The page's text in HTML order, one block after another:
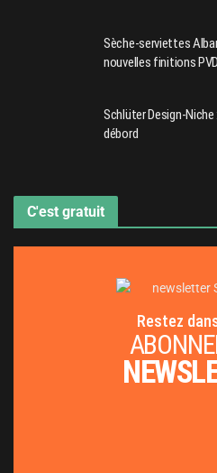
Sèche-serviettes
nouvelles finitions PVD
Schlüter Design-Niche
débord
C'est gratuit
Restez